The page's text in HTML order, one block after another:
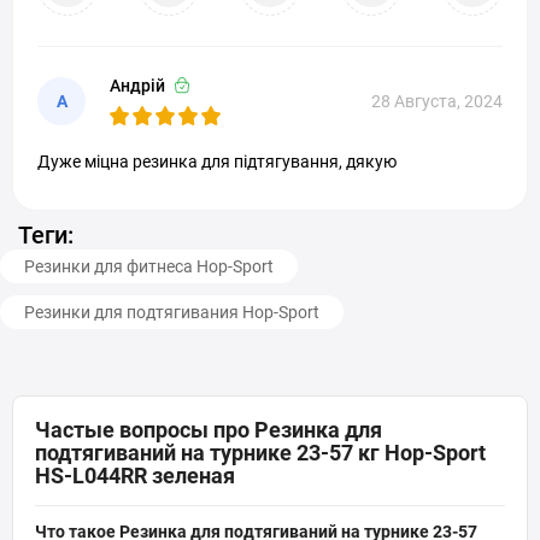
А
Андрій
28 Августа, 2024
Дуже міцна резинка для підтягування, дякую
Теги:
Резинки для фитнеса Hop-Sport
Резинки для подтягивания Hop-Sport
Частые вопросы про Резинка для
подтягиваний на турнике 23-57 кг Hop-Sport
HS-L044RR зеленая
Что такое Резинка для подтягиваний на турнике 23-57